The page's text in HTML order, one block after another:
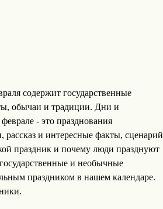
содержит государственные
обычаи и традиции. Дни и
- это празднования
и интересные факты, сценарий
праздник и почему люди празднуют
и необычные
праздником в нашем календаре.